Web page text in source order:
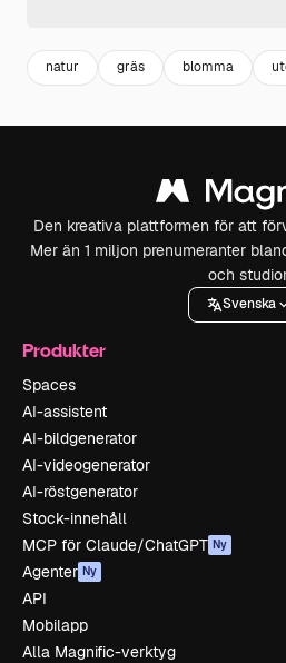
natur gräs blomma
Den kreativa plattformen för att
Mer än 1 miljon prenumeranter
och
Svenska
Produkter
Spaces
AI-assistent
AI-bildgenerator
AI-videogenerator
AI-röstgenerator
Stock-innehåll
MCP för Claude/ChatGPT Ny
Agenter Ny
API
Mobilapp
Alla Magnific-verktyg